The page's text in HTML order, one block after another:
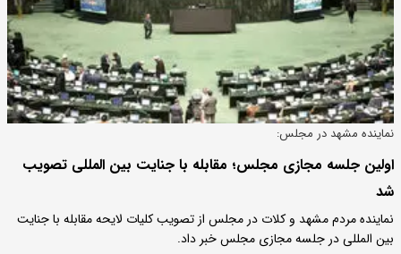
نماینده مشهد در مجلس:
اولین جلسه مجازی مجلس؛ مقابله با جنایت بین المللی تصویب
شد
نماینده مردم مشهد و کلات در مجلس از تصویب کلیات لایحه مقابله با جنایت
بین المللی در جلسه مجازی مجلس خبر داد.